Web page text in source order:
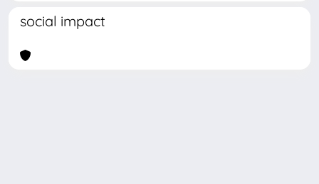
social impact